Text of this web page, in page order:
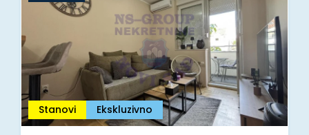
Stanovi Ekskluzivno